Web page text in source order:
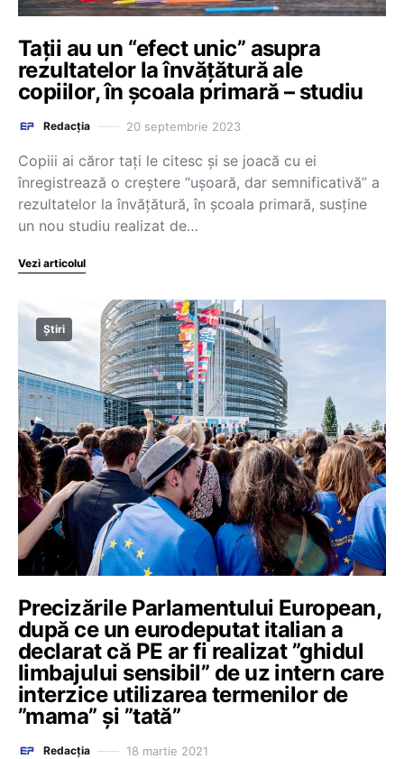
Tații au un “efect unic” asupra
rezultatelor la învățătură ale
copiilor, în școala primară – studiu
Redacția 20 septembrie 2023
Copiii ai căror tați le citesc și se joacă cu ei
înregistrează o creștere “ușoară, dar semnificativă” a
rezultatelor la învățătură, în școala primară, susține
un nou studiu realizat de…
Vezi articolul
Știri
Precizările Parlamentului European,
după ce un eurodeputat italian a
declarat că PE ar fi realizat ”ghidul
limbajului sensibil” de uz intern care
interzice utilizarea termenilor de
”mama” și ”tată”
Redacția 18 martie 2021